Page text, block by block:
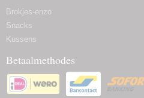
Brokjes-enzo
Snacks
Kussens
Betaalmethodes